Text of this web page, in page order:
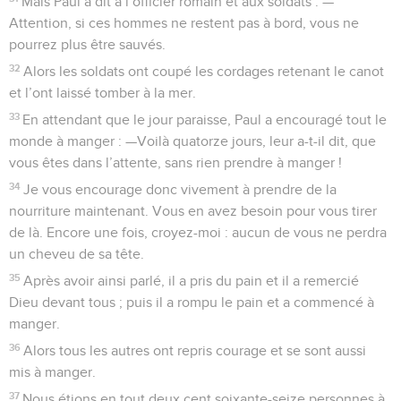
Attention, si ces hommes ne restent pas à bord, vous ne
pourrez plus être sauvés.
32 Alors les soldats ont coupé les cordages retenant le canot
et l’ont laissé tomber à la mer.
33 En attendant que le jour paraisse, Paul a encouragé tout le
monde à manger : —Voilà quatorze jours, leur a-t-il dit, que
vous êtes dans l’attente, sans rien prendre à manger !
34 Je vous encourage donc vivement à prendre de la
nourriture maintenant. Vous en avez besoin pour vous tirer
de là. Encore une fois, croyez-moi : aucun de vous ne perdra
un cheveu de sa tête.
35 Après avoir ainsi parlé, il a pris du pain et il a remercié
Dieu devant tous ; puis il a rompu le pain et a commencé à
manger.
36 Alors tous les autres ont repris courage et se sont aussi
mis à manger.
37